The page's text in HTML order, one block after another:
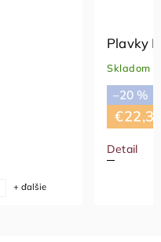
+ ďalšie
Plavky
Skladom
–20 %
Detail